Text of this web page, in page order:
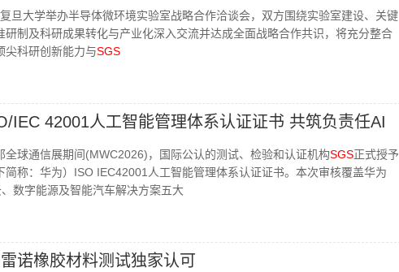
旦大学举办半导体微环境实验室战略合作洽谈会，双方围绕实验室建设、关键
研制及科研成果转化与产业化深入交流并达成全面战略合作共识，将充分整合
尖科研创新能力与SGS
IEC 42001人工智能管理体系认证证书 共筑负责任AI
全球通信展期间(MWC2026)，国际公认的测试、检验和认证机构SGS正式授予
简称：华为）ISO IEC42001人工智能管理体系认证证书。本次审核覆盖华为
数字能源及智能汽车解决方案五大
诺橡胶材料测试独家认可